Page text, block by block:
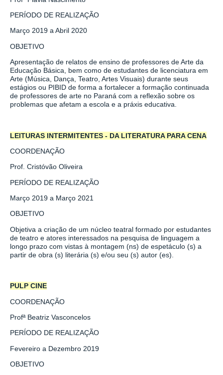
PERÍODO DE REALIZAÇÃO
Março 2019 a Abril 2020
OBJETIVO
Apresentação de relatos de ensino de professores de Arte da
Educação Básica, bem como de estudantes de licenciatura em
Arte (Música, Dança, Teatro, Artes Visuais) durante seus
estágios ou PIBID de forma a fortalecer a formação continuada
de professores de arte no Paraná com a reflexão sobre os
problemas que afetam a escola e a práxis educativa.
LEITURAS INTERMITENTES - DA LITERATURA PARA CENA
COORDENAÇÃO
Prof. Cristóvão Oliveira
PERÍODO DE REALIZAÇÃO
Março 2019 a Março 2021
OBJETIVO
Objetiva a criação de um núcleo teatral formado por estudantes
de teatro e atores interessados na pesquisa de linguagem a
longo prazo com vistas à montagem (ns) de espetáculo (s) a
partir de obra (s) literária (s) e/ou seu (s) autor (es).
PULP CINE
COORDENAÇÃO
Profª Beatriz Vasconcelos
PERÍODO DE REALIZAÇÃO
Fevereiro a Dezembro 2019
OBJETIVO